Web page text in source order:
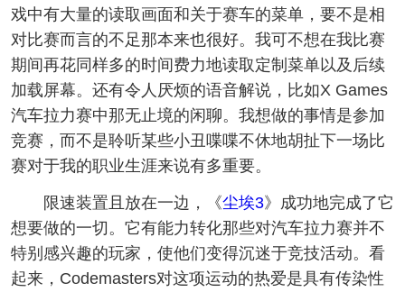
戏中有大量的读取画面和关于赛车的菜单，要不是相
对比赛而言的不足那本来也很好。我可不想在我比赛
期间再花同样多的时间费力地读取定制菜单以及后续
加载屏幕。还有令人厌烦的语音解说，比如X Games
汽车拉力赛中那无止境的闲聊。我想做的事情是参加
竞赛，而不是聆听某些小丑喋喋不休地胡扯下一场比
赛对于我的职业生涯来说有多重要。
限速装置且放在一边，《尘埃3》成功地完成了它
想要做的一切。它有能力转化那些对汽车拉力赛并不
特别感兴趣的玩家，使他们变得沉迷于竞技活动。看
起来，Codemasters对这项运动的热爱是具有传染性